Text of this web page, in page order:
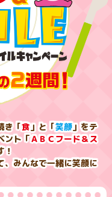
き「食」と「笑顔」をテ
ント「ＡＢＣフード＆ス
！
、みんなで一緒に笑顔に